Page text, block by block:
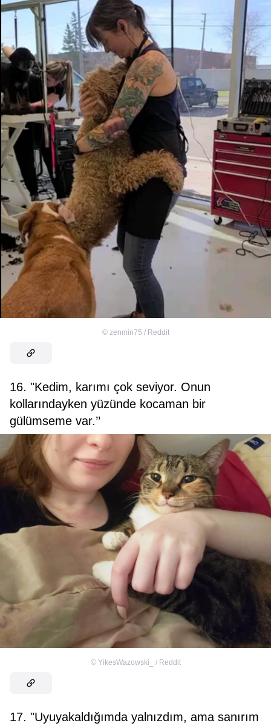
© zenmin75 / Reddit
16. "Kedim, karımı çok seviyor. Onun
kollarındayken yüzünde kocaman bir
gülümseme var.’’
© YikesWazowski_ / Reddit
17. "Uyuyakaldığımda yalnızdım, ama sanırım